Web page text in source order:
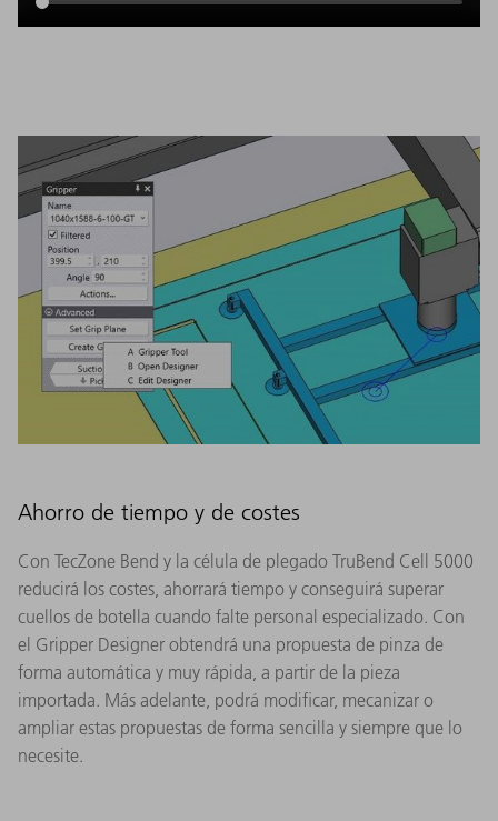
Ahorro de tiempo y de costes
Con TecZone Bend y la célula de plegado TruBend Cell 5000
reducirá los costes, ahorrará tiempo y conseguirá superar
cuellos de botella cuando falte personal especializado. Con
el Gripper Designer obtendrá una propuesta de pinza de
forma automática y muy rápida, a partir de la pieza
importada. Más adelante, podrá modificar, mecanizar o
ampliar estas propuestas de forma sencilla y siempre que lo
necesite.